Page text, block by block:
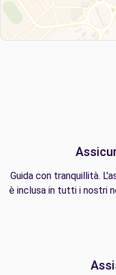
Guida con tranquillità.
è inclusa in tutti i nostri